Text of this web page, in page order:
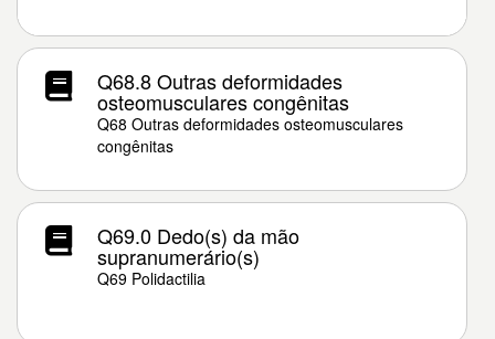
Q68.8 Outras deformidades
osteomusculares congênitas
Q68 Outras deformidades osteomusculares
congênitas
Q69.0 Dedo(s) da mão
supranumerário(s)
Q69 Polidactilia